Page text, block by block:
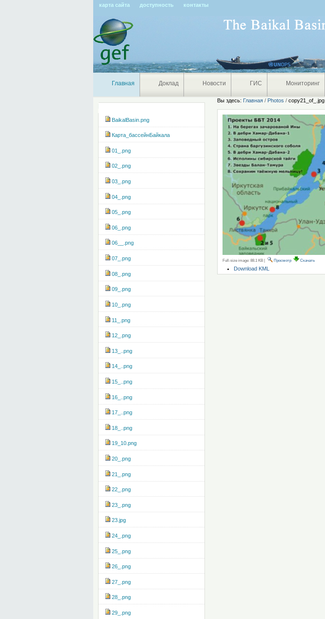
карта сайта доступность контакты
Главная Доклад Новости ГИС Мониторинг
Вы здесь: Главная / Photos /copy21_of_.jpg
Full-size image: 88.1 KB | Просмотр Скачать
Операции
с
Download KML
BaikalBasin.png
Карта_бассейнБайкала
01_.png
02_.png
03_.png
04_.png
05_.png
06_.png
06__.png
07_.png
08_.png
09_.png
10_.png
11_.png
12_.png
13_..png
14_..png
15_..png
16_..png
17_..png
18_..png
19_10.png
20_.png
21_.png
22_.png
23_.png
23.jpg
24_.png
25_.png
26_.png
27_.png
28_.png
29_.png